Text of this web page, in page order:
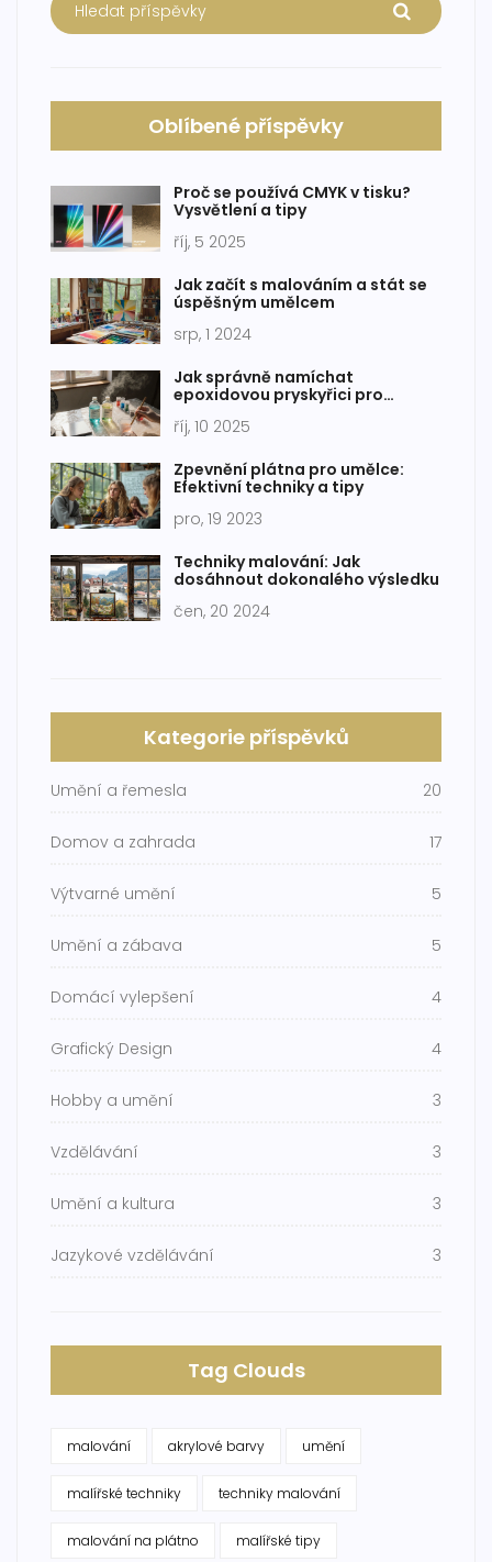
Oblíbené příspěvky
Proč se používá CMYK v tisku?
Vysvětlení a tipy
říj, 5 2025
Jak začít s malováním a stát se
úspěšným umělcem
srp, 1 2024
Jak správně namíchat
epoxidovou pryskyřici pro
říj, 10 2025
Zpevnění plátna pro umělce:
Efektivní techniky a tipy
pro, 19 2023
Techniky malování: Jak
dosáhnout dokonalého výsledku
čen, 20 2024
Kategorie příspěvků
Umění a řemesla 20
Domov a zahrada 17
Výtvarné umění 5
Umění a zábava 5
Domácí vylepšení 4
Grafický Design 4
Hobby a umění 3
Vzdělávání 3
Umění a kultura 3
Jazykové vzdělávání 3
Tag Clouds
malování akrylové barvy umění
malířské techniky techniky malování
malování na plátno malířské tipy